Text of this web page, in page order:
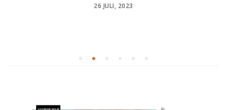
POSTED
26 JULI, 2023